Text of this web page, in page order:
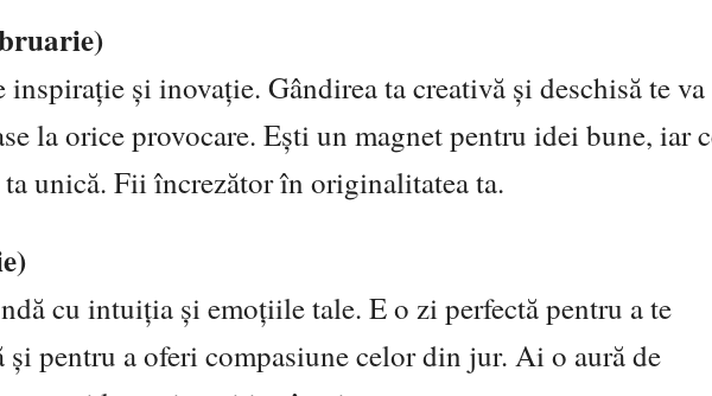
și inovație. Gândirea ta creativă și deschisă te va
la orice provocare. Ești un magnet pentru idei bune, iar
unică. Fii încrezător în originalitatea ta.
cu intuiția și emoțiile tale. E o zi perfectă pentru a te
și pentru a oferi compasiune celor din jur. Ai o aură de